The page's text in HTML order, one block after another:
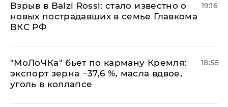
Взрыв в Balzi Rossi: стало известно о
новых пострадавших в семье Главкома
ВКС РФ
19:16
​"МоЛоЧКа" бьет по карману Кремля:
экспорт зерна −37,6 %, масла вдвое,
уголь в коллапсе
18:58